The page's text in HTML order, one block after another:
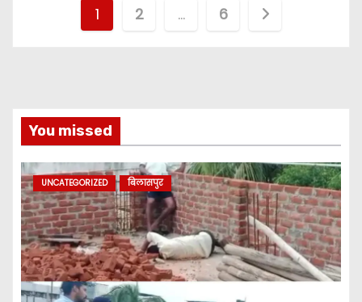
t
s
p
a
g
i
1 2 … 6
You missed
UNCATEGORIZED बिलासपुर